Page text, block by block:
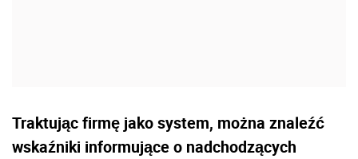
Traktując firmę jako system, można znaleźć
wskaźniki informujące o nadchodzących